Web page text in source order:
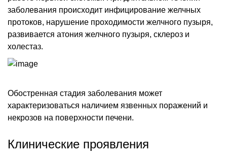
заболевания происходит инфицирование желчных
протоков, нарушение проходимости желчного пузыря,
развивается атония желчного пузыря, склероз и
холестаз.
Обостренная стадия заболевания может
характеризоваться наличием язвенных поражений и
некрозов на поверхности печени.
Клинические проявления